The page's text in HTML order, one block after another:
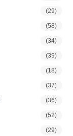
(29)
(58)
(34)
(39)
(18)
(37)
(36)
(52)
(29)